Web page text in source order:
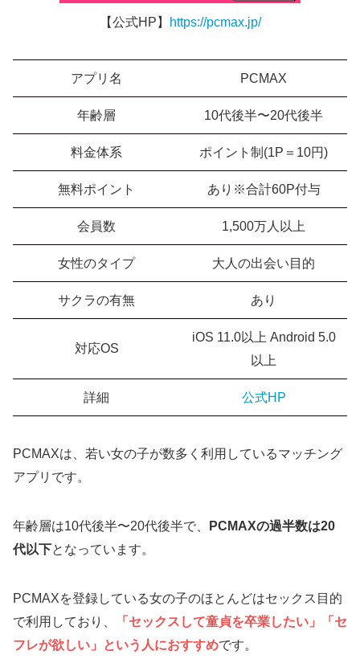
【公式HP】 https://pcmax.jp/
アプリ名 PCMAX
年齢層 10代後半〜20代後半
料金体系 ポイント制(1P＝10円)
無料ポイント あり※合計60P付与
会員数 1,500万人以上
女性のタイプ 大人の出会い目的
サクラの有無 あり
対応OS
iOS 11.0以上 Android 5.0
以上
詳細 公式HP
PCMAXは、若い女の子が数多く利用しているマッチング
アプリです。
年齢層は10代後半〜20代後半で、
PCMAXの過半数は20
代以下 となっています。
PCMAXを登録している女の子のほとんどはセックス目的
で利用しており、
「セックスして童貞を卒業したい」「セ
フレが欲しい」という人におすすめです。